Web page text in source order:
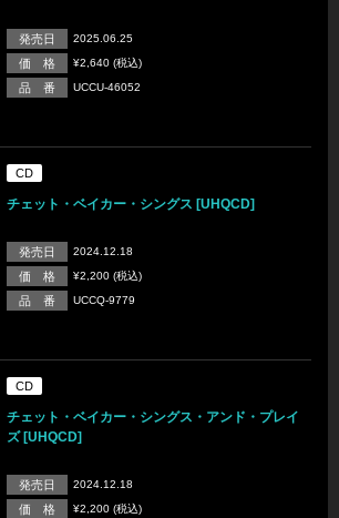
発売日 2025.06.25
価 格 ¥2,640 (税込)
品 番 UCCU-46052
CD
チェット・ベイカー・シングス [UHQCD]
発売日 2024.12.18
価 格 ¥2,200 (税込)
品 番 UCCQ-9779
CD
チェット・ベイカー・シングス・アンド・プレイ
ズ [UHQCD]
発売日 2024.12.18
価 格 ¥2,200 (税込)